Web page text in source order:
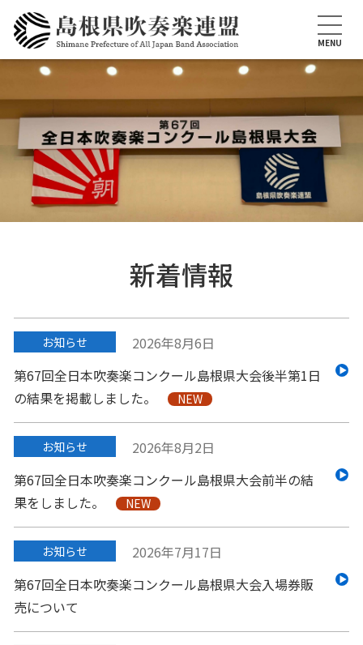
このページの本文へ
MENU
新着情報
お知らせ
2026年8月6日
第67回全日本吹奏楽コンクール島根県大会後半第1日
の結果を掲載しました。
NEW
お知らせ
2026年8月2日
第67回全日本吹奏楽コンクール島根県大会前半の結
果をしました。
NEW
お知らせ
2026年7月17日
第67回全日本吹奏楽コンクール島根県大会入場券販
売について